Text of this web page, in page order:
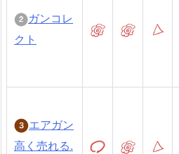
ガンコレ
クト
エアガン
高く売れる.